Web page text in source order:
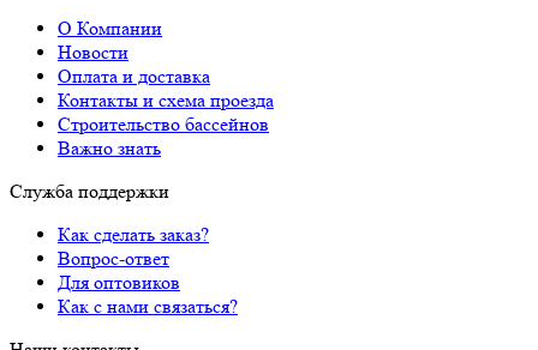
О Компании
Новости
Оплата и доставка
Контакты и схема проезда
Строительство бассейнов
Важно знать
Служба поддержки
Как сделать заказ?
Вопрос-ответ
Для оптовиков
Как с нами связаться?